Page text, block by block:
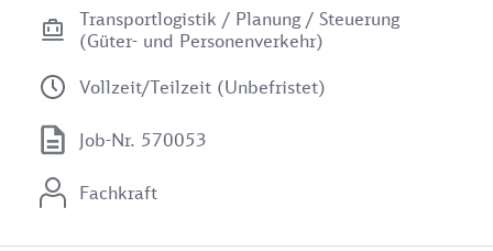
Transportlogistik / Planung / Steuerung
(Güter- und Personenverkehr)
Vollzeit/Teilzeit (Unbefristet)
Job-Nr. 570053
Fachkraft